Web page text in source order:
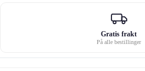
Gratis frakt
På alle bestillinger